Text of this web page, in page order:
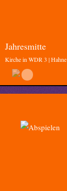
Jahresmitte
Kirche in WDR 3 | Hahne